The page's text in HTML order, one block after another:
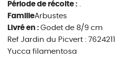
Période de récolte : .
FamilleArbustes
Livré en : Godet de 8/9 cm
Ref Jardin du Picvert : 7624211
Yucca filamentosa